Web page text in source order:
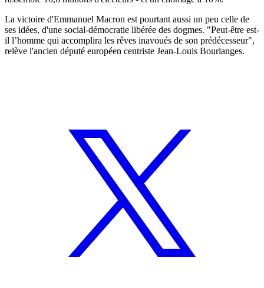
La victoire d'Emmanuel Macron est pourtant aussi un peu celle de
ses idées, d'une social-démocratie libérée des dogmes. "Peut-être est-
il l’homme qui accomplira les rêves inavoués de son prédécesseur",
relève l'ancien député européen centriste Jean-Louis Bourlanges.